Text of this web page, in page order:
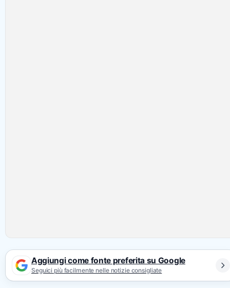
Aggiungi come fonte preferita su Google
Seguici più facilmente nelle notizie consigliate